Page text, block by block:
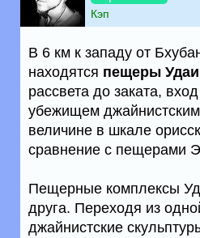
Кэп
В 6 км к западу от
находятся пещеры
рассвета до заката,
убежищем
величине в шкале
сравнение с пещерами
Пещерные комплексы
друга. Переходя из
джайнистские